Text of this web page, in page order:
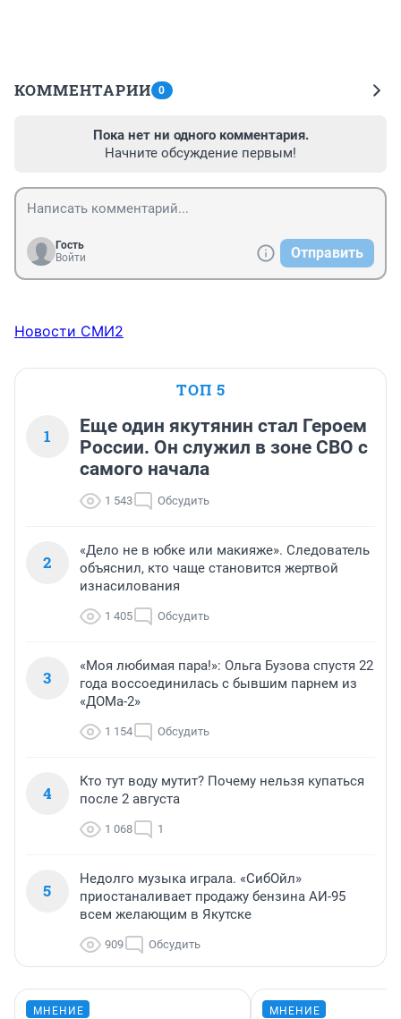
КОММЕНТАРИИ 0
Пока нет ни одного комментария.
Начните обсуждение первым!
Гость
Войти
Отправить
Новости СМИ2
ТОП 5
1
Еще один якутянин стал Героем
России. Он служил в зоне СВО с
самого начала
1 543 Обсудить
2
«Дело не в юбке или макияже». Следователь
объяснил, кто чаще становится жертвой
изнасилования
1 405 Обсудить
3
«Моя любимая пара!»: Ольга Бузова спустя 22
года воссоединилась с бывшим парнем из
«ДОМа-2»
1 154 Обсудить
4
Кто тут воду мутит? Почему нельзя купаться
после 2 августа
1 068 1
5
Недолго музыка играла. «СибОйл»
приостаналивает продажу бензина АИ-95
всем желающим в Якутске
909 Обсудить
МНЕНИЕ МНЕНИЕ